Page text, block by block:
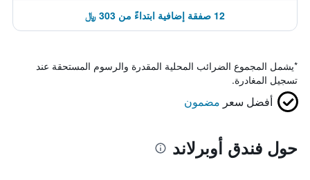
12 صفقة إضافية ابتداءً من 303 ﷼
*يشمل المجموع الضرائب المحلية المقدرة والرسوم المستحقة عند
تسجيل المغادرة.
أفضل سعر مضمون
حول فندق أوبرلاند